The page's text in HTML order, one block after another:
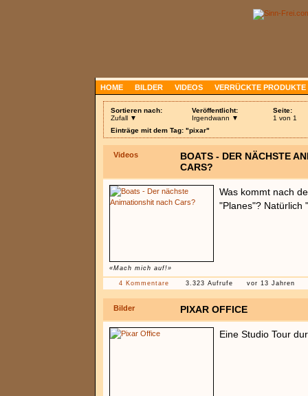
HOME BILDER VIDEOS VERRÜCKTE PRODUKTE
Sortieren nach:
Zufall ▼
Veröffentlicht:
Irgendwann ▼
Seite:
1 von 1
Einträge mit dem Tag: "pixar"
Videos
BOATS - DER NÄCHSTE
CARS?
«Mach mich auf!»
Was kommt nach
"Planes"? Natürlich
4 Kommentare 3.323 Aufrufe vor 13 Jahren
Bilder PIXAR OFFICE
Eine Studio Tour